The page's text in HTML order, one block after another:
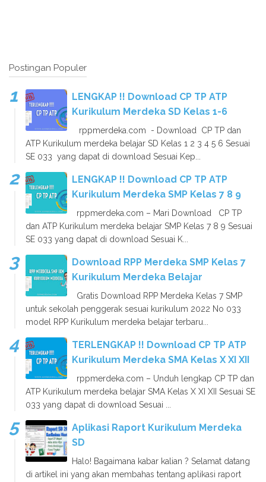
Postingan Populer
LENGKAP !! Download CP TP ATP
Kurikulum Merdeka SD Kelas 1-6
rppmerdeka.com - Download CP TP dan
ATP Kurikulum merdeka belajar SD Kelas 1 2 3 4 5 6 Sesuai
SE 033 yang dapat di download Sesuai Kep...
LENGKAP !! Download CP TP ATP
Kurikulum Merdeka SMP Kelas 7 8 9
rppmerdeka.com – Mari Download CP TP
dan ATP Kurikulum merdeka belajar SMP Kelas 7 8 9 Sesuai
SE 033 yang dapat di download Sesuai K...
Download RPP Merdeka SMP Kelas 7
Kurikulum Merdeka Belajar
Gratis Download RPP Merdeka Kelas 7 SMP
untuk sekolah penggerak sesuai kurikulum 2022 No 033
model RPP Kurikulum merdeka belajar terbaru...
TERLENGKAP !! Download CP TP ATP
Kurikulum Merdeka SMA Kelas X XI XII
rppmerdeka.com – Unduh lengkap CP TP dan
ATP Kurikulum merdeka belajar SMA Kelas X XI XII Sesuai SE
033 yang dapat di download Sesuai ...
Aplikasi Raport Kurikulum Merdeka
SD
Halo! Bagaimana kabar kalian ? Selamat datang
di artikel ini yang akan membahas tentang aplikasi raport